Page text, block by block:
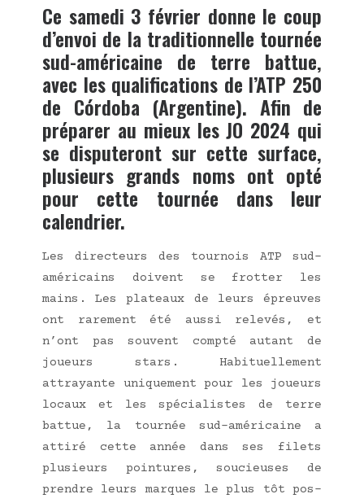
Ce samedi 3 février donne le coup
d’envoi de la traditionnelle tournée
sud-américaine de terre battue,
avec les qualifications de l’ATP 250
de Córdoba (Argentine). Afin de
préparer au mieux les JO 2024 qui
se disputeront sur cette surface,
plusieurs grands noms ont opté
pour cette tournée dans leur
calendrier.
Les direc­teurs des tour­nois ATP sud-
amé­ri­cains doivent se frot­ter les
mains. Les pla­teaux de leurs épreuves
ont rare­ment été aus­si rele­vés, et
n’ont pas sou­vent comp­té autant de
joueurs stars. Habi­tuel­le­ment
attrayante uni­que­ment pour les joueurs
locaux et les spé­cia­listes de terre
bat­tue, la tour­née sud-amé­ri­caine a
atti­ré cette année dans ses filets
plu­sieurs poin­tures, sou­cieuses de
prendre leurs marques le plus tôt pos­